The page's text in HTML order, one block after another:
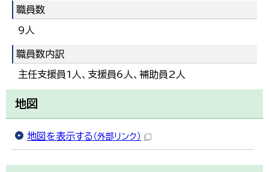
職員数
9人
職員数内訳
主任支援員1人、支援員6人、補助員2人
地図
地図を表示する （外部リンク）